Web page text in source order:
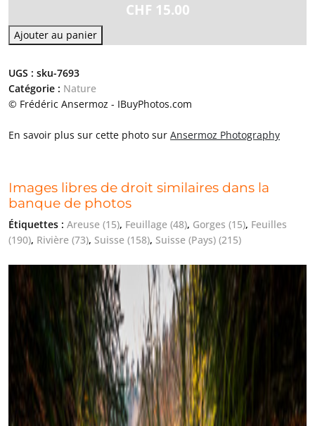
CHF 15.00
Ajouter au panier
UGS : sku-7693
Catégorie : Nature
© Frédéric Ansermoz - IBuyPhotos.com
En savoir plus sur cette photo sur Ansermoz Photography
Images libres de droit similaires dans la
banque de photos
Étiquettes : Areuse (15), Feuillage (48), Gorges (15), Feuilles
(190), Rivière (73), Suisse (158), Suisse (Pays) (215)